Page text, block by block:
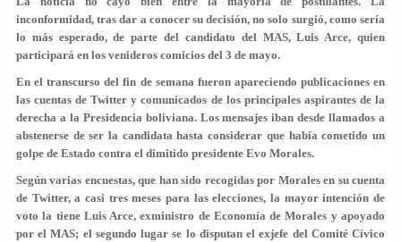
inconformidad, tras dar a conocer su decisión, no solo surgió, como sería
lo más esperado, de parte del candidato del MAS, Luis Arce, quien
participará en los venideros comicios del 3 de mayo.
En el transcurso del fin de semana fueron apareciendo publicaciones en
las cuentas de Twitter y comunicados de los principales aspirantes de la
derecha a la Presidencia boliviana. Los mensajes iban desde llamados a
abstenerse de ser la candidata hasta considerar que había cometido un
golpe de Estado contra el dimitido presidente Evo Morales.
Según varias encuestas, que han sido recogidas por Morales en su cuenta
de Twitter, a casi tres meses para las elecciones, la mayor intención de
voto la tiene Luis Arce, exministro de Economía de Morales y apoyado
por el MAS; el segundo lugar se lo disputan el exjefe del Comité Cívico